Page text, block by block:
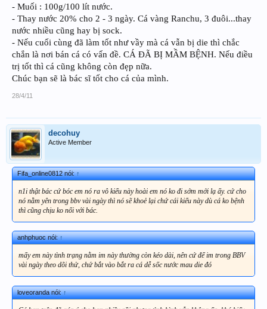
- Muối : 100g/100 lít nước.
- Thay nước 20% cho 2 - 3 ngày. Cá vàng Ranchu, 3 đuôi...thay
nước nhiều cũng hay bị sock.
- Nếu cuối cùng đã làm tốt như vầy mà cá vẫn bị die thì chắc
chắn là nơi bán cá có vấn đề. CÁ ĐÃ BỊ MẦM BỆNH. Nếu điều
trị tốt thì cá cũng không còn đẹp nữa.
Chúc bạn sẽ là bác sĩ tốt cho cá của mình.
28/4/11
decohuy
Active Member
Fifa_online0812 nói:↑
n1i thật bác cứ bóc em nó ra vô kiểu này hoài em nó ko đi sớm mới lạ ấy. cứ cho
nó nằm yên trong bbv vài ngày thì nó sẽ khoẻ lại chứ cái kiểu này dù cá ko bệnh
thì cũng chịu ko nổi với bác.
anhphuoc nói:↑
mấy em này tình trạng nằm im này thường còn kéo dài, nên cứ để im trong BBV
vài ngày theo dõi thử, chứ bắt vào bắt ra cá dễ sốc nước mau die đó
loveoranda nói:↑